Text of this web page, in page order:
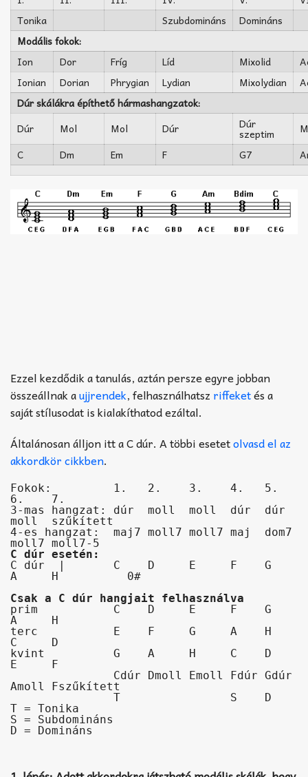
Tonika
Szubdomináns
Domináns
Modális fokok:
Ion
Dor Fríg Líd Mixolid
Ionian
Dorian Phrygian Lydian Mixolydian
Dúr skálákra építhető hármashangzatok:
Dúr
Mol Mol Dúr Dúr
szeptim
C
Dm Em F G7
Ezzel kezdődik a tanulás, aztán persze egyre jobban
összeállnak aujjrendek, felhasználhatsz riffeketés a
saját stílusodat is kialakíthatod ezáltal.
Általánosan álljon itt a C dúr. A többi esetetolvasd el az
akkordkör cikkben.
Fokok:         1.   2.    3.    4.   5.
6.    7.
3-mas hangzat: dúr  moll  moll  dúr  dúr
moll  szűkített
4-es hangzat:  maj7 moll7 moll7 maj  dom7
C dúr esetén:
C dúr  |       C    D     E     F    G
Csak a C dúr hangjait felhasználva
prim           C    D     E     F    G
A     H
terc           E    F     G     A    H
C     D
kvint          G    A     H     C    D
E     F
Amoll Fszűkített
T = Tonika
S = Subdomináns